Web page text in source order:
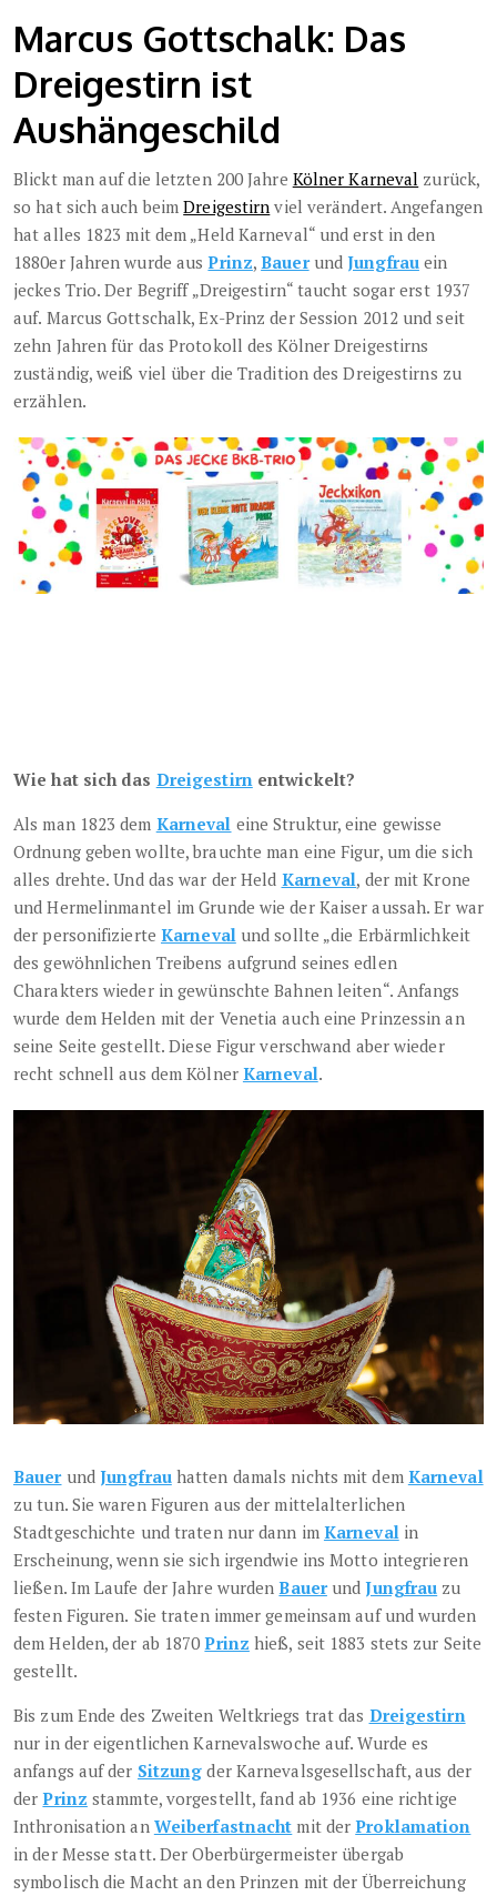
Marcus Gottschalk: Das
Dreigestirn ist
Aushängeschild
Blickt man auf die letzten 200 Jahre Kölner Karneval zurück,
so hat sich auch beimDreigestirn viel verändert. Angefangen
hat alles 1823 mit dem „Held Karneval“ und erst in den
1880er Jahren wurde ausPrinz,BauerundJungfrauein
jeckes Trio. Der Begriff „Dreigestirn“ taucht sogar erst 1937
auf. Marcus Gottschalk, Ex-Prinz der Session 2012 und seit
zehn Jahren für das Protokoll des Kölner Dreigestirns
zuständig, weiß viel über die Tradition des Dreigestirns zu
erzählen.
Wie hat sich das Dreigestirn entwickelt?
Als man 1823 dem Karneval eine Struktur, eine gewisse
Ordnung geben wollte, brauchte man eine Figur, um die sich
alles drehte. Und das war der Held Karneval, der mit Krone
und Hermelinmantel im Grunde wie der Kaiser aussah. Er war
der personifizierte Karneval und sollte „die Erbärmlichkeit
des gewöhnlichen Treibens aufgrund seines edlen
Charakters wieder in gewünschte Bahnen leiten“. Anfangs
wurde dem Helden mit der Venetia auch eine Prinzessin an
seine Seite gestellt. Diese Figur verschwand aber wieder
recht schnell aus dem Kölner Karneval.
Bauerund Jungfrauhatten damals nichts mit dem Karneval
zu tun. Sie waren Figuren aus der mittelalterlichen
Stadtgeschichte und traten nur dann im Karneval in
Erscheinung, wenn sie sich irgendwie ins Motto integrieren
ließen. Im Laufe der Jahre wurdenBauerundJungfrau zu
festen Figuren. Sie traten immer gemeinsam auf und wurden
dem Helden, der ab 1870Prinz hieß, seit 1883 stets zur Seite
gestellt.
Bis zum Ende des Zweiten Weltkriegs trat das Dreigestirn
nur in der eigentlichen Karnevalswoche auf. Wurde es
anfangs auf der Sitzung der Karnevalsgesellschaft, aus der
derPrinz stammte, vorgestellt, fand ab 1936 eine richtige
Inthronisation an Weiberfastnacht mit derProklamation
in der Messe statt. Der Oberbürgermeister übergab
symbolisch die Macht an den Prinzen mit der Überreichung